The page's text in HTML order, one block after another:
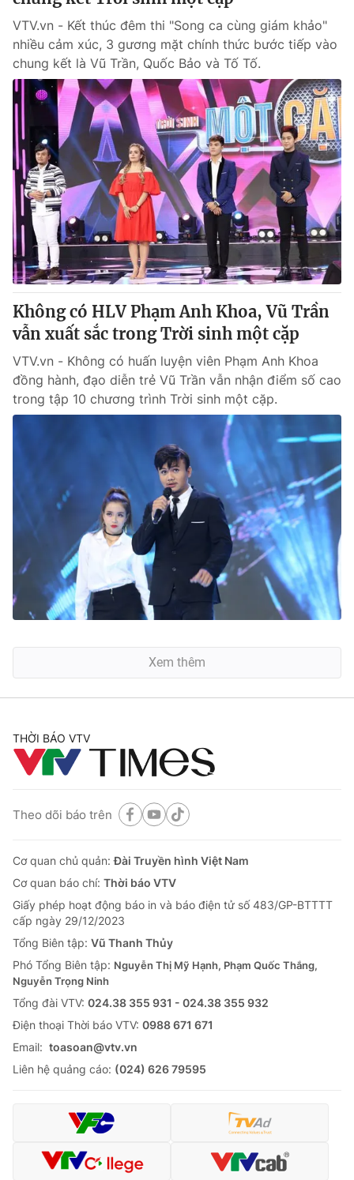
VTV.vn - Kết thúc đêm thi "Song ca cùng giám khảo"
nhiều cảm xúc, 3 gương mặt chính thức bước tiếp vào
chung kết là Vũ Trần, Quốc Bảo và Tố Tố.
Không có HLV Phạm Anh Khoa, Vũ Trần
vẫn xuất sắc trong Trời sinh một cặp
VTV.vn - Không có huấn luyện viên Phạm Anh Khoa
đồng hành, đạo diễn trẻ Vũ Trần vẫn nhận điểm số cao
trong tập 10 chương trình Trời sinh một cặp.
Xem thêm
THỜI BÁO VTV
Theo dõi báo trên
Cơ quan chủ quản:Đài Truyền hình Việt Nam
Cơ quan báo chí: Thời báo VTV
Giấy phép hoạt động báo in và báo điện tử số 483/GP-BTTTT
cấp ngày 29/12/2023
Tổng Biên tập: Vũ Thanh Thủy
Phó Tổng Biên tập: Nguyễn Thị Mỹ Hạnh, Phạm Quốc Thắng,
Nguyễn Trọng Ninh
Tổng đài VTV: 024.38 355 931 - 024.38 355 932
Ðiện thoại Thời báo VTV: 0988 671 671
Email: toasoan@vtv.vn
Liên hệ quảng cáo: (024) 626 79595